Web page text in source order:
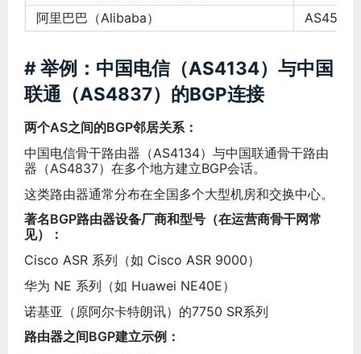
阿里巴巴（Alibaba）
AS45102
# 举例：中国电信（AS4134）与中国
联通（AS4837）的BGP连接
两个AS之间的BGP邻居关系：
中国电信骨干路由器（AS4134）与中国联通骨干路由
器（AS4837）在多个地方建立BGP会话。
这类路由器通常分布在全国多个大型机房和交换中心。
著名BGP路由器设备厂商和型号（在运营商骨干网常
见）：
Cisco ASR 系列（如 Cisco ASR 9000）
华为 NE 系列（如 Huawei NE40E）
诺基亚（原阿尔卡特朗讯）的7750 SR系列
路由器之间BGP建立示例：